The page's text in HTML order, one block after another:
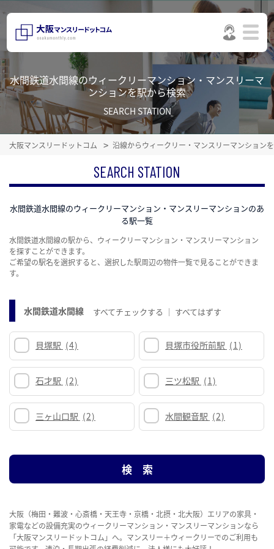
水間鉄道水間線のウィークリーマンション・マンスリーマ
ンションを駅から検索
SEARCH STATION
大阪マンスリードットコム 沿線からウィークリー・マンスリーマンション
SEARCH STATION
水間鉄道水間線のウィークリーマンション・マンスリーマンションのあ
る駅一覧
水間鉄道水間線の駅から、ウィークリーマンション・マンスリーマンション
を探すことができます。
ご希望の駅名を選択すると、選択した駅周辺の物件一覧で見ることができま
す。
水間鉄道水間線 すべてチェックする すべてはずす
貝塚駅 (4) 貝塚市役所前駅 (1)
石才駅 (2) 三ツ松駅 (1)
三ヶ山口駅 (2) 水間観音駅 (2)
大阪（梅田・難波・心斎橋・天王寺・京橋・北摂・北大阪）エリアの家具・
家電などの設備充実のウィークリーマンション・マンスリーマンションなら
「大阪マンスリードットコム」へ。マンスリー＋ウィークリーでのご利用も